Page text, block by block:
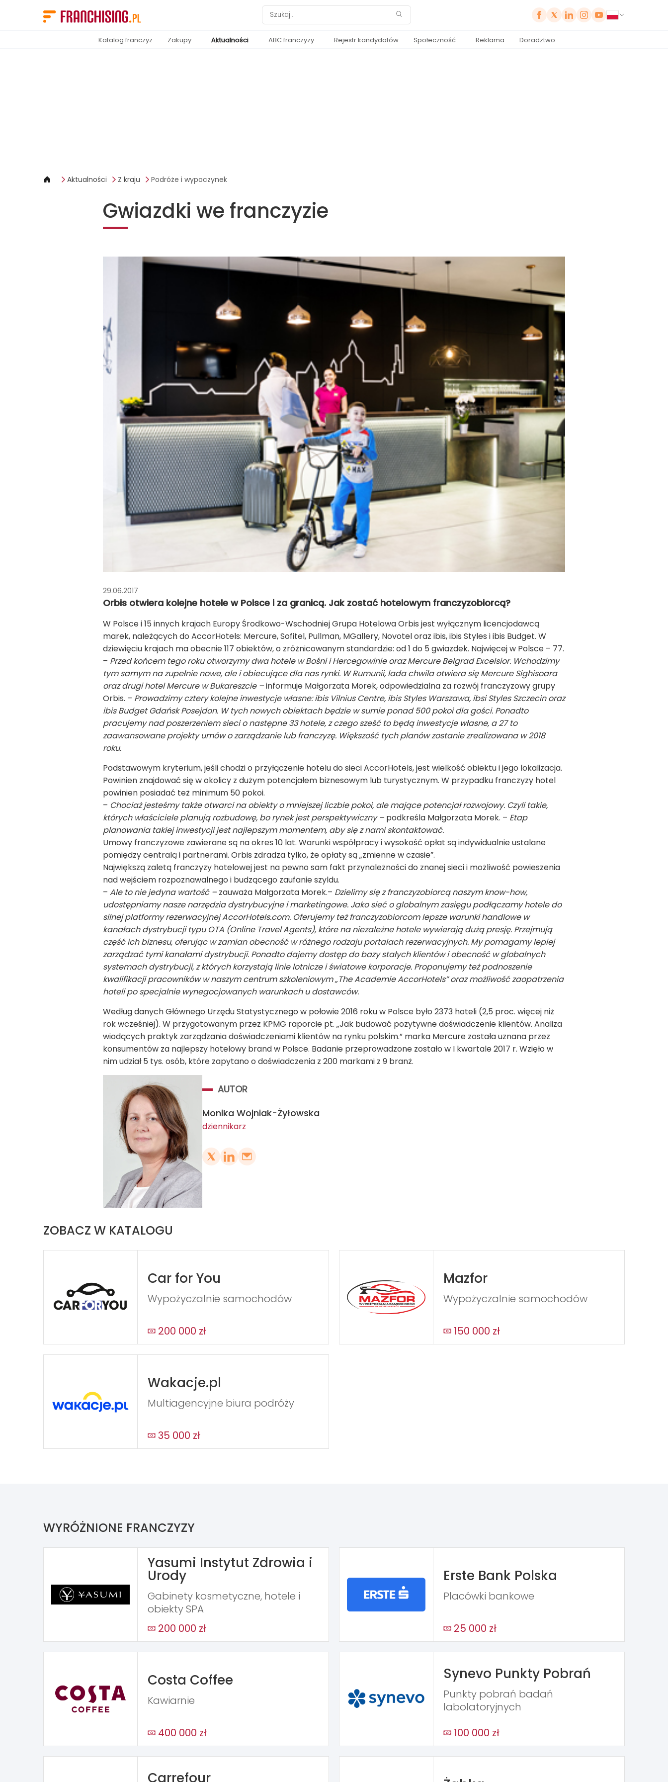
Katalog franczyz Zakupy Aktualności ABC franczyzy Rejestr kandydatów Społeczność Reklama Doradztwo
Aktualności Z kraju Podróże i wypoczynek
Gwiazdki we franczyzie
29.06.2017
Orbis otwiera kolejne hotele w Polsce i za granicą. Jak zostać hotelowym franczyzobiorcą?
W Polsce i 15 innych krajach Europy Środkowo-Wschodniej Grupa Hotelowa Orbis jest wyłącznym licencjodawcą
marek, należących do AccorHotels: Mercure, Sofitel, Pullman, MGallery, Novotel oraz ibis, ibis Styles i ibis Budget. W
dziewięciu krajach ma obecnie 117 obiektów, o zróżnicowanym standardzie: od 1 do 5 gwiazdek. Najwięcej w Polsce – 77.
– Przed końcem tego roku otworzymy dwa hotele w Bośni i Hercegowinie oraz Mercure Belgrad Excelsior. Wchodzimy
tym samym na zupełnie nowe, ale i obiecujące dla nas rynki. W Rumunii, lada chwila otwiera się Mercure Sighisoara
oraz drugi hotel Mercure w Bukareszcie –informuje Małgorzata Morek, odpowiedzialna za rozwój franczyzowy grupy
Orbis. – Prowadzimy cztery kolejne inwestycje własne: ibis Vilnius Centre, ibis Styles Warszawa, ibsi Styles Szczecin oraz
ibis Budget Gdańsk Posejdon. W tych nowych obiektach będzie w sumie ponad 500 pokoi dla gości. Ponadto
pracujemy nad poszerzeniem sieci o następne 33 hotele, z czego sześć to będą inwestycje własne, a 27 to
zaawansowane projekty umów o zarządzanie lub franczyzę. Większość tych planów zostanie zrealizowana w 2018
roku.
Podstawowym kryterium, jeśli chodzi o przyłączenie hotelu do sieci AccorHotels, jest wielkość obiektu i jego lokalizacja.
Powinien znajdować się w okolicy z dużym potencjałem biznesowym lub turystycznym. W przypadku franczyzy hotel
powinien posiadać też minimum 50 pokoi.
– Chociaż jesteśmy także otwarci na obiekty o mniejszej liczbie pokoi, ale mające potencjał rozwojowy. Czyli takie,
których właściciele planują rozbudowę, bo rynek jest perspektywiczny – podkreśla Małgorzata Morek. – Etap
planowania takiej inwestycji jest najlepszym momentem, aby się z nami skontaktować.
Umowy franczyzowe zawierane są na okres 10 lat. Warunki współpracy i wysokość opłat są indywidualnie ustalane
pomiędzy centralą i partnerami. Orbis zdradza tylko, że opłaty są „zmienne w czasie”.
Największą zaletą franczyzy hotelowej jest na pewno sam fakt przynależności do znanej sieci i możliwość powieszenia
nad wejściem rozpoznawalnego i budzącego zaufanie szyldu.
– Ale to nie jedyna wartość – zauważa Małgorzata Morek.– Dzielimy się z franczyzobiorcą naszym know-how,
udostępniamy nasze narzędzia dystrybucyjne i marketingowe. Jako sieć o globalnym zasięgu podłączamy hotele do
silnej platformy rezerwacyjnej AccorHotels.com. Oferujemy też franczyzobiorcom lepsze warunki handlowe w
kanałach dystrybucji typu OTA (Online Travel Agents), które na niezależne hotele wywierają dużą presję. Przejmują
część ich biznesu, oferując w zamian obecność w różnego rodzaju portalach rezerwacyjnych. My pomagamy lepiej
zarządzać tymi kanałami dystrybucji. Ponadto dajemy dostęp do bazy stałych klientów i obecność w globalnych
systemach dystrybucji, z których korzystają linie lotnicze i światowe korporacje. Proponujemy też podnoszenie
kwalifikacji pracowników w naszym centrum szkoleniowym „The Academie AccorHotels” oraz możliwość zaopatrzenia
hoteli po specjalnie wynegocjowanych warunkach u dostawców.
Według danych Głównego Urzędu Statystycznego w połowie 2016 roku w Polsce było 2373 hoteli (2,5 proc. więcej niż
rok wcześniej). W przygotowanym przez KPMG raporcie pt. „Jak budować pozytywne doświadczenie klientów. Analiza
wiodących praktyk zarządzania doświadczeniami klientów na rynku polskim.” marka Mercure została uznana przez
konsumentów za najlepszy hotelowy brand w Polsce. Badanie przeprowadzone zostało w I kwartale 2017 r. Wzięło w
nim udział 5 tys. osób, które zapytano o doświadczenia z 200 markami z 9 branż.
AUTOR
Monika Wojniak-Żyłowska
dziennikarz
ZOBACZ W KATALOGU
Car for You
Wypożyczalnie samochodów
200 000 zł
Mazfor
Wypożyczalnie samochodów
150 000 zł
Wakacje.pl
Multiagencyjne biura podróży
35 000 zł
WYRÓŻNIONE FRANCZYZY
Yasumi Instytut Zdrowia i
Urody
Gabinety kosmetyczne, hotele i
obiekty SPA
200 000 zł
Erste Bank Polska
Placówki bankowe
25 000 zł
Costa Coffee
Kawiarnie
400 000 zł
Synevo Punkty Pobrań
Punkty pobrań badań
labolatoryjnych
100 000 zł
Carrefour